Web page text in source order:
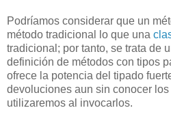
Podríamos considerar que un
método tradicional lo que una
tradicional; por tanto, se trata de
definición de métodos con tipos
ofrece la potencia del tipado
devoluciones aun sin conocer
utilizaremos al invocarlos.